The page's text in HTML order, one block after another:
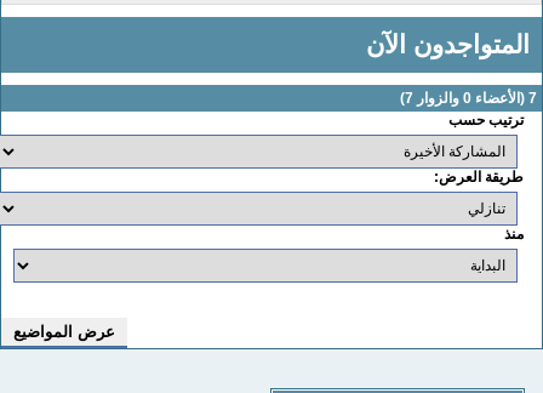
المتواجدون الآن
ترتيب حسب
طريقة العرض:
منذ